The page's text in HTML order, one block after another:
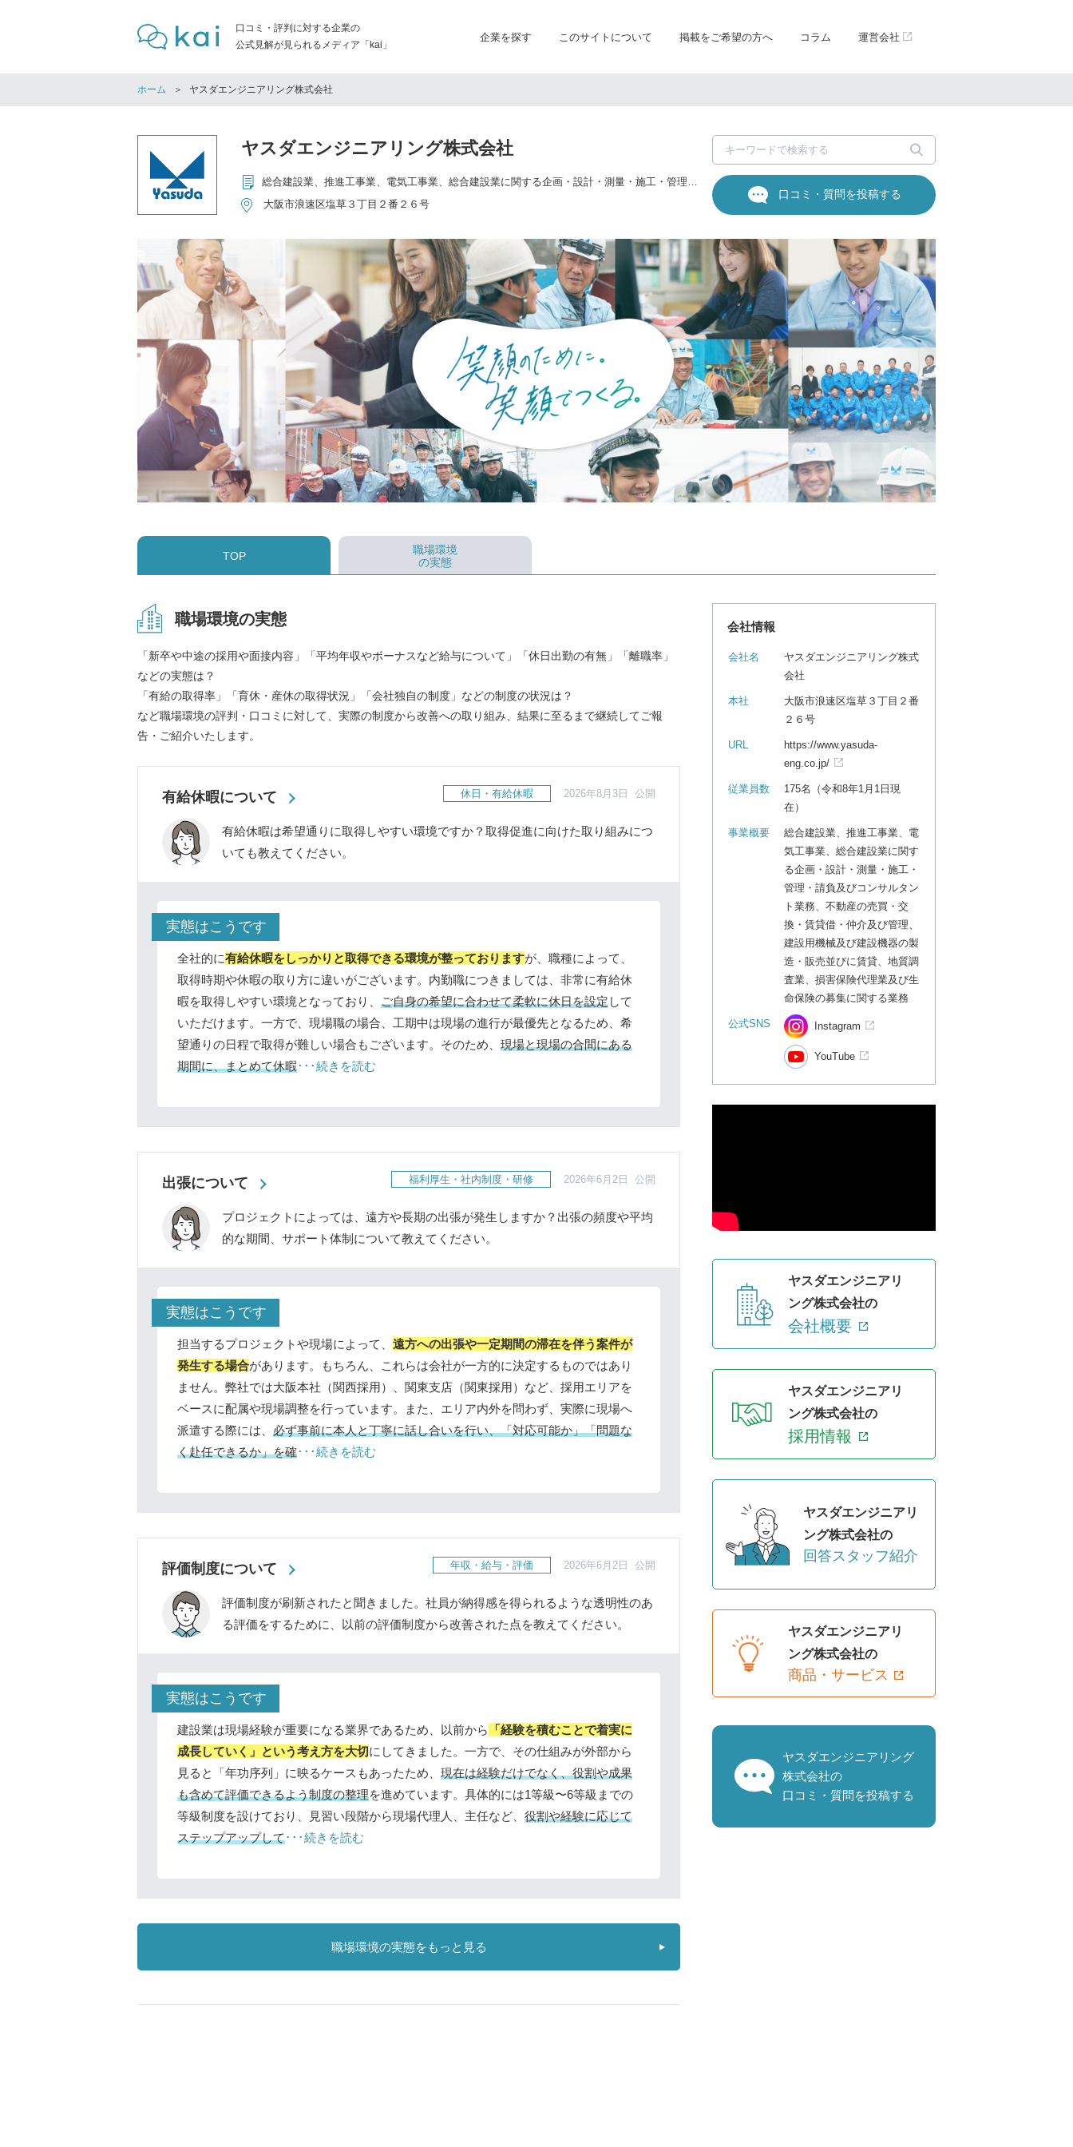
口コミ・評判に対する企業の
公式見解が見られるメディア「kai」
企業を探す このサイトについて 掲載をご希望の方へ コラム 運営会社
ホーム ヤスダエンジニアリング株式会社
ヤスダエンジニアリング株式会社
総合建設業、推進工事業、電気工事業、総合建設業に関する企画・設計・測量・施工・管理・請負及びコンサルタント業務、不動産の売買・交換・賃貸借・仲介及び管理、建設用機械及び建設機器の製造・販売並びに賃貸、地質調査業、損害保険代理業及び生命保険の募集に関する業務
大阪市浪速区塩草３丁目２番２６号
口コミ・質問を投稿する
TOP
職場環境
の実態
職場環境の実態
「新卒や中途の採用や面接内容」「平均年収やボーナスなど給与について」「休日出勤の有無」「離職率」
などの実態は？
「有給の取得率」「育休・産休の取得状況」「会社独自の制度」などの制度の状況は？
など職場環境の評判・口コミに対して、実際の制度から改善への取り組み、結果に至るまで継続してご報
告・ご紹介いたします。
有給休暇について 休日・有給休暇 2026年8月3日 公開
有給休暇は希望通りに取得しやすい環境ですか？取得促進に向けた取り組みにつ
いても教えてください。
実態はこうです
全社的に有給休暇をしっかりと取得できる環境が整っておりますが、職種によって、
取得時期や休暇の取り方に違いがございます。内勤職につきましては、非常に有給休
暇を取得しやすい環境となっており、 ご自身の希望に合わせて柔軟に休日を設定して
いただけます。一方で、現場職の場合、工期中は現場の進行が最優先となるため、希
望通りの日程で取得が難しい場合もございます。そのため、 現場と現場の合間にある
期間に、まとめて休暇･･･続きを読む
出張について 福利厚生・社内制度・研修 2026年6月2日 公開
プロジェクトによっては、遠方や長期の出張が発生しますか？出張の頻度や平均
的な期間、サポート体制について教えてください。
実態はこうです
担当するプロジェクトや現場によって、 遠方への出張や一定期間の滞在を伴う案件が
発生する場合があります。もちろん、これらは会社が一方的に決定するものではあり
ません。弊社では大阪本社（関西採用）、関東支店（関東採用）など、採用エリアを
ベースに配属や現場調整を行っています。また、エリア内外を問わず、実際に現場へ
派遣する際には、 必ず事前に本人と丁寧に話し合いを行い、「対応可能か」「問題な
く赴任できるか」を確･･･続きを読む
評価制度について 年収・給与・評価 2026年6月2日 公開
評価制度が刷新されたと聞きました。社員が納得感を得られるような透明性のあ
る評価をするために、以前の評価制度から改善された点を教えてください。
実態はこうです
建設業は現場経験が重要になる業界であるため、以前から
「経験を積むことで着実に
成長していく」という考え方を大切にしてきました。一方で、その仕組みが外部から
見ると「年功序列」に映るケースもあったため、 現在は経験だけでなく、役割や成果
も含めて評価できるよう制度の整理を進めています。具体的には1等級〜6等級までの
等級制度を設けており、見習い段階から現場代理人、主任など、 役割や経験に応じて
ステップアップして･･･続きを読む
職場環境の実態をもっと見る
会社情報
会社名
ヤスダエンジニアリング株式
会社
本社
大阪市浪速区塩草３丁目２番
２６号
URL
https://www.yasuda-
eng.co.jp/
従業員数
175名（令和8年1月1日現
在）
事業概要
総合建設業、推進工事業、電
気工事業、総合建設業に関す
る企画・設計・測量・施工・
管理・請負及びコンサルタン
ト業務、不動産の売買・交
換・賃貸借・仲介及び管理、
建設用機械及び建設機器の製
造・販売並びに賃貸、地質調
査業、損害保険代理業及び生
命保険の募集に関する業務
公式SNS Instagram
YouTube
ヤスダエンジニアリ
ング株式会社の
会社概要
ヤスダエンジニアリ
ング株式会社の
採用情報
ヤスダエンジニアリ
ング株式会社の
回答スタッフ紹介
ヤスダエンジニアリ
ング株式会社の
商品・サービス
ヤスダエンジニアリング
株式会社の
口コミ・質問を投稿する